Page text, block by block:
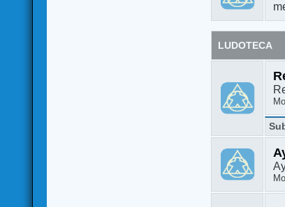
LUDOTECA